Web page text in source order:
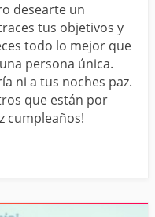
desearte un
tus objetivos y
todo lo mejor que
persona única.
ni a tus noches paz.
que están por
cumpleaños!